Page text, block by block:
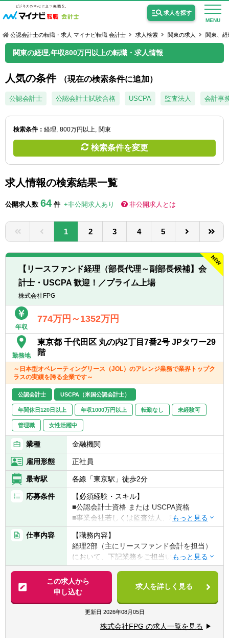
MENU
求人を探す
公認会計士の求人
監査法人の求人
USCPA（米国公認会計士）の求人
転職お役立ち情報
ご利用ガイド
業界情報
求人情報
公認会計士の転職・求人 マイナビ転職 会計士 求人検索 関東の求人 関東、
関東の経理,年収800万円以上の転職・求人情報
人気の条件 （現在の検索条件に追加）
公認会計士 公認会計士試験合格 USCPA 監査法人 会計事
検索条件： 経理 800万円以上 関東
検索条件を変更
求人情報の検索結果一覧
公開求人数 64 件 +非公開求人あり 非公開求人とは
1 2 3 4 5
【リースファンド経理（部長代理～副部長候補】会
計士・USCPA 歓迎！／プライム上場
株式会社FPG
年収
774万円～1352万円
勤務地
東京都 千代田区 丸の内2丁目7番2号 JPタワー29
階
～日本型オペレーティングリース（JOL）のアレンジ業務で業界トップク
ラスの実績を誇る企業です～
公認会計士 USCPA（米国公認会計士）
年間休日120日以上 年収1000万円以上 転勤なし 未経験可
管理職 女性活躍中
業種 金融機関
雇用形態 正社員
最寄駅 各線「東京駅」徒歩2分
応募条件
【必須経験・スキル】
■公認会計士資格 または USCPA資格
■事業会社若しくは監査法人、税理士法人、
会計事務所等での経理実務経験（10年以上）
■法人税・消費税等に関する税金計算実務経
験
■チームの成長を導くマネジメント・リーダ
ーシップ経験
【歓迎経験・スキル】
■税務申告書作成やＳＰＣ会計の業務経験
■業務・事務処理に関してシステム導入やツ
ール活用による業務効率化等を実現した経験
仕事内容
【職務内容】
経理2部（主にリースファンド会計を担当）
において、下記業務をご担当いただきます。
【具体的には】
■本型オペレーティング・リースの特別目的
会社（SPC）に関する実務（経理処理のみな
らず、会社設立から投資家への報告書作成、
税務申告に至るまで）
■チームメンバーの指導・育成、業務の進捗
この求人から
申し込む
求人を詳しく見る
更新日 2026年08月05日
株式会社FPG の求人一覧を見る